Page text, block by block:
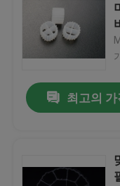
최고의 가